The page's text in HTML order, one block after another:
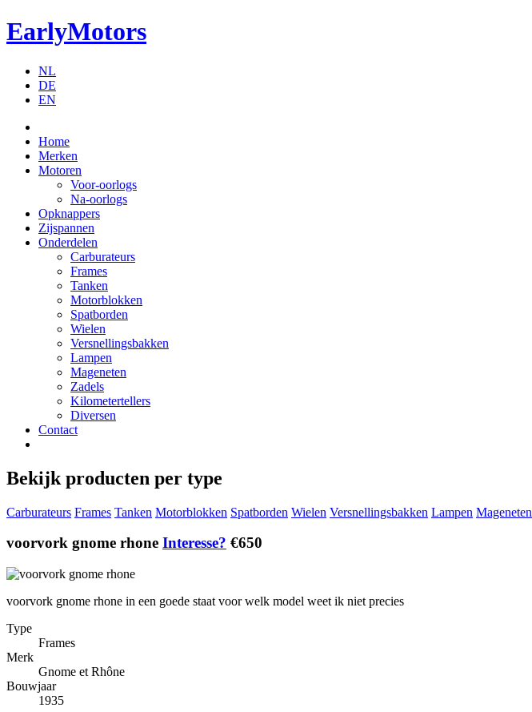
EarlyMotors
NL
DE
EN
Home
Merken
Motoren
Voor-oorlogs
Na-oorlogs
Opknappers
Zijspannen
Onderdelen
Carburateurs
Frames
Tanken
Motorblokken
Spatborden
Wielen
Versnellingsbakken
Lampen
Mageneten
Zadels
Kilometertellers
Diversen
Contact
Bekijk producten per type
Carburateurs Frames Tanken Motorblokken Spatborden Wielen Versnellingsbakken Lampen Mageneten
voorvork gnome rhone Interesse? €650
voorvork gnome rhone in een goede staat voor welk model weet ik niet precies
Type
Frames
Merk
Gnome et Rhône
Bouwjaar
1935